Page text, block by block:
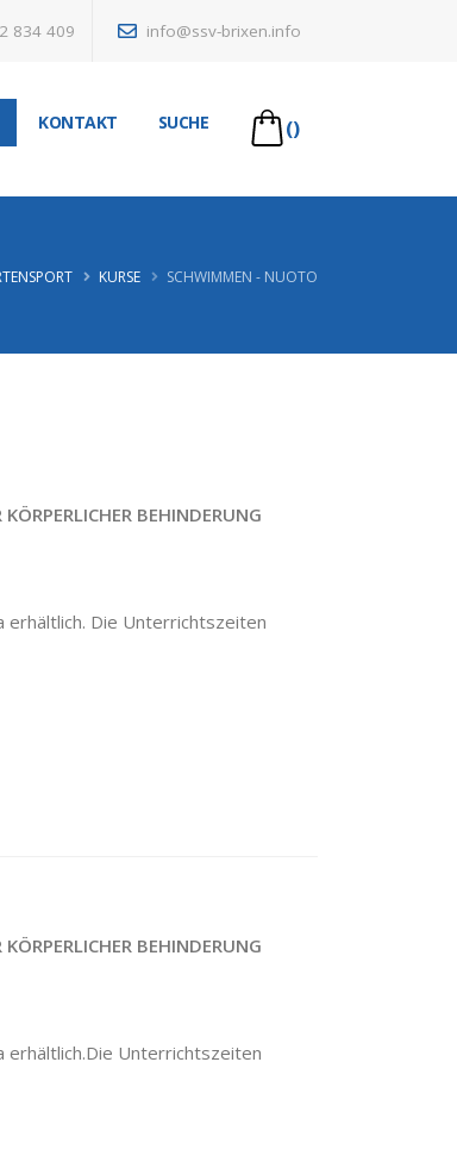
834 409 info@ssv-brixen.info
KONTAKT SUCHE ()
KURSE SCHWIMMEN - NUOTO
BEHINDERUNG
erhältlich. Die Unterrichtszeiten
BEHINDERUNG
erhältlich.Die Unterrichtszeiten